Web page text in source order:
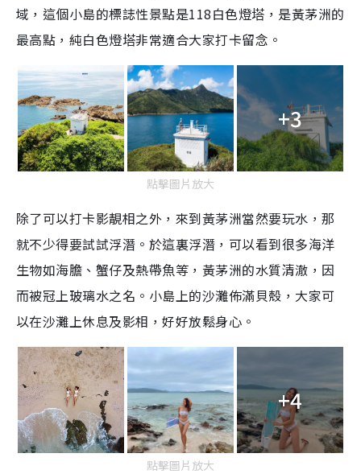
域，這個小島的標誌性景點是118白色燈塔，是黃茅洲的
最高點，純白色燈塔非常適合大家打卡留念。
+3
點擊圖片放大
除了可以打卡影靚相之外，來到黃茅洲當然要玩水，那
就不少得要試試浮潛。於這裏浮潛，可以看到很多海洋
生物如海膽、蟹仔及熱帶魚等，黃茅洲的水質清澈，因
而被冠上玻璃水之名。小島上的沙灘佈滿貝殼，大家可
以在沙灘上休息及影相，好好放鬆身心。
+4
點擊圖片放大